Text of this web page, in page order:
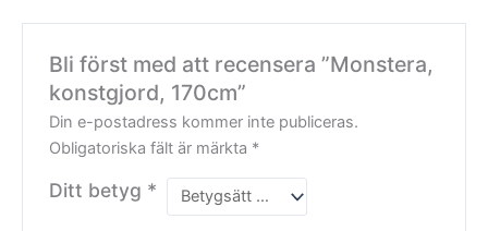
Bli först med att recensera ”Monstera,
konstgjord, 170cm”
Din e-postadress kommer inte publiceras.
Obligatoriska fält är märkta *
Ditt betyg *